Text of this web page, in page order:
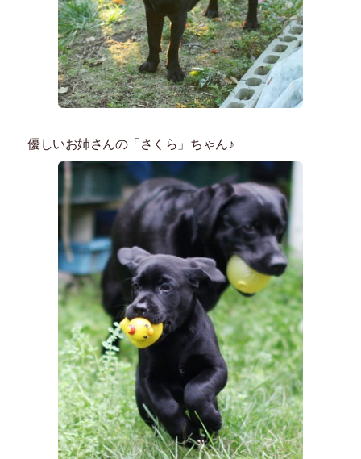
優しいお姉さんの「さくら」ちゃん♪